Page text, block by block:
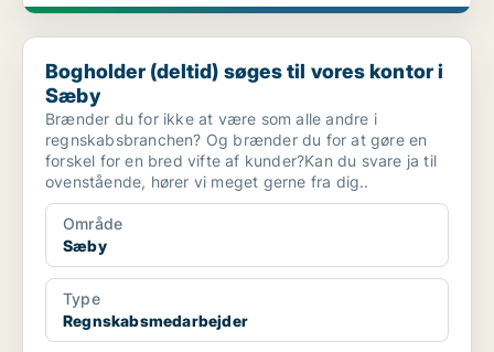
Bogholder (deltid) søges til vores kontor i Sæby
Bogholder (deltid) søges til vores kontor i
Sæby
Brænder du for ikke at være som alle andre i
regnskabsbranchen? Og brænder du for at gøre en
forskel for en bred vifte af kunder?Kan du svare ja til
ovenstående, hører vi meget gerne fra dig..
Område
Sæby
Type
Regnskabsmedarbejder